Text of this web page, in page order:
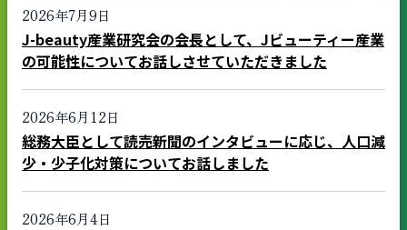
2026年7月9日
J-beauty産業研究会の会長として、Jビューティー産業
の可能性についてお話しさせていただきました
2026年6月12日
総務大臣として読売新聞のインタビューに応じ、人口減
少・少子化対策についてお話しました
2026年6月4日